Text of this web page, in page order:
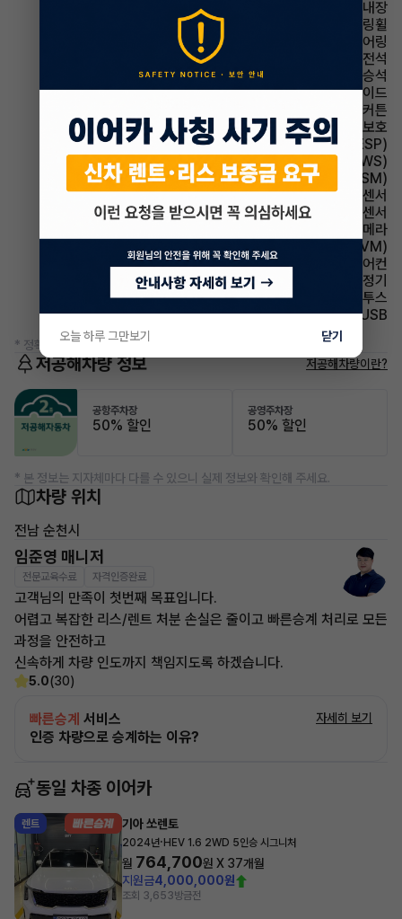
스티어링휠 열선내장
스티어링휠 속도감응식 스티어링휠
스티어링휠 텔레스코픽 스티어링
에어백 운전석
에어백 동승석
에어백 사이드
에어백 커튼
에어백 무릎보호
주행안전 차체자세제어장치(VDC,ESC,ESP)
주행안전 차선이탈경보(LDWS)
주행안전 샤시 통합 제어 시스템(VSM)
주차보조 전방감지센서
주차보조 후방감지센서
주차보조 후방카메라
주차보조 어라운드뷰(AVM)
에어컨 풀오토에어컨
에어컨 공기청정기
유무선단자 블루투스
유무선단자 USB
* 정확한 정보는 판매자와 반드시 확인하시기 바랍니다.
저공해차량 정보 저공해차량이란?
공항주차장
50% 할인
공영주차장
50% 할인
* 본 정보는 지자체마다 다를 수 있으니 실제 정보와 확인해 주세요.
차량 위치
전남 순천시
임준영 매니저
전문교육수료 자격인증완료
고객님의 만족이 첫번째 목표입니다.
어렵고 복잡한 리스/렌트 처분 손실은 줄이고 빠른승계 처리로 모든
과정을 안전하고
신속하게 차량 인도까지 책임지도록 하겠습니다.
5.0(30)
빠른승계 서비스
인증 차량으로 승계하는 이유?
자세히 보기
동일 차종 이어카
렌트 기아 쏘렌토
2024년· HEV 1.6 2WD 5인승 시그니처
월 764,700원 X 37개월
지원금4,000,000원
조회 3,653방금전
오늘 하루 그만보기 닫기